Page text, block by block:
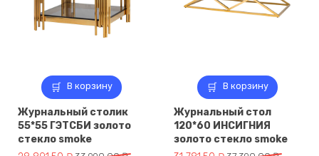
В корзину
Журнальный столик
55*55 ГЭТСБИ золото
стекло smoke
В корзину
Журнальный стол
120*60 ИНСИГНИЯ
золото стекло smoke